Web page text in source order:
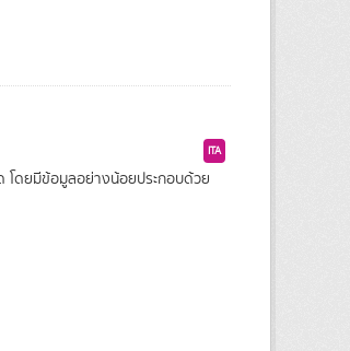
ITA
ดยมีข้อมูลอย่างน้อยประกอบด้วย